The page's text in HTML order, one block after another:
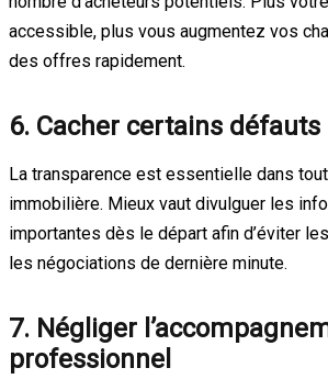
accessible, plus vous augmentez vos
des offres rapidement.
6. Cacher certains défauts
La transparence est essentielle dans
immobilière. Mieux vaut divulguer les
importantes dès le départ afin d’éviter
les négociations de dernière minute.
7. Négliger
professionnel